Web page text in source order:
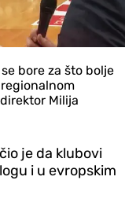
bore za što bolje
Milija
je da klubovi
i u evropskim